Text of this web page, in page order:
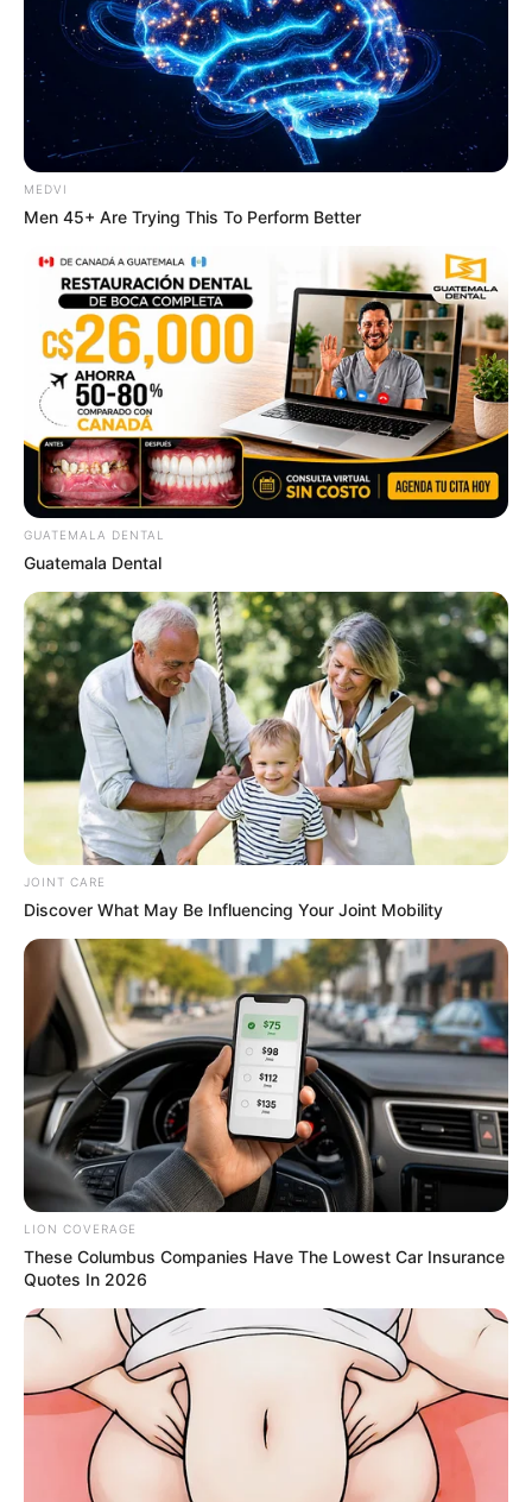
From Albinos To Polygamists: The World's Most
Unique Families
BRAINBERRIES
Why this ordinary drink is the secret to feeling your
best every day
CTA LOVE
The World Cup 2026 Facts Fans Can't Stop Talking
About
BRAINBERRIES
MEDVI
Men 45+ Are Trying This To Perform Better
GUATEMALA DENTAL
Guatemala Dental
JOINT CARE
Discover What May Be Influencing Your Joint Mobility
LION COVERAGE
These Columbus Companies Have The Lowest Car Insurance
Quotes In 2026